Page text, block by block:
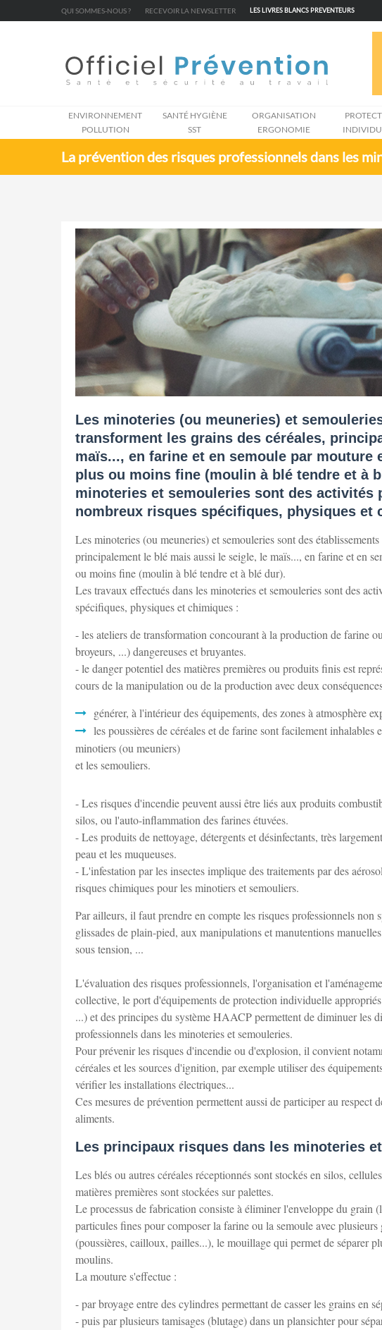
QUI SOMMES-NOUS ? RECEVOIR LA NEWSLETTER LES LIVRES BLANCS PREVENTEURS
ENVIRONNEMENT
POLLUTION
SANTÉ HYGIÈNE
SST
ORGANISATION
ERGONOMIE
La prévention des risques professionnels dans les
Les minoteries (ou meuneries) et
transforment les grains des céréales,
maïs..., en farine et en semoule par
plus ou moins fine (moulin à blé tendre et à
minoteries et semouleries sont des activités
nombreux risques spécifiques, physiques et
Les minoteries (ou meuneries) et semouleries sont des
principalement le blé mais aussi le seigle, le maïs..., en farine et en
ou moins fine (moulin à blé tendre et à blé dur).
Les travaux effectués dans les minoteries et semouleries sont des
spécifiques, physiques et chimiques :
- les ateliers de transformation concourant à la production de farine
broyeurs, ...) dangereuses et bruyantes.
- le danger potentiel des matières premières ou produits finis est
cours de la manipulation ou de la production avec deux
générer, à l'intérieur des équipements, des zones à atmosphère
les poussières de céréales et de farine sont facilement
minotiers (ou meuniers)
et les semouliers.
- Les risques d'incendie peuvent aussi être liés aux produits
silos, ou l'auto-inflammation des farines étuvées.
- Les produits de nettoyage, détergents et désinfectants, très
peau et les muqueuses.
- L'infestation par les insectes implique des traitements par des
risques chimiques pour les minotiers et semouliers.
Par ailleurs, il faut prendre en compte les risques professionnels
glissades de plain-pied, aux manipulations et manutentions
sous tension, ...
L'évaluation des risques professionnels, l'organisation et
collective, le port d'équipements de protection individuelle
...) et des principes du système HAACP permettent de diminuer les
professionnels dans les minoteries et semouleries.
Pour prévenir les risques d'incendie ou d'explosion, il convient
céréales et les sources d'ignition, par exemple utiliser des
vérifier les installations électriques...
Ces mesures de prévention permettent aussi de participer au respect
aliments.
Les principaux risques dans les minoteries
Les blés ou autres céréales réceptionnés sont stockés en silos,
matières premières sont stockées sur palettes.
Le processus de fabrication consiste à éliminer l'enveloppe du grain
particules fines pour composer la farine ou la semoule avec
(poussières, cailloux, pailles...), le mouillage qui permet de séparer
moulins.
La mouture s'effectue :
- par broyage entre des cylindres permettant de casser les grains en
- puis par plusieurs tamisages (blutage) dans un plansichter pour
Cookies management panel